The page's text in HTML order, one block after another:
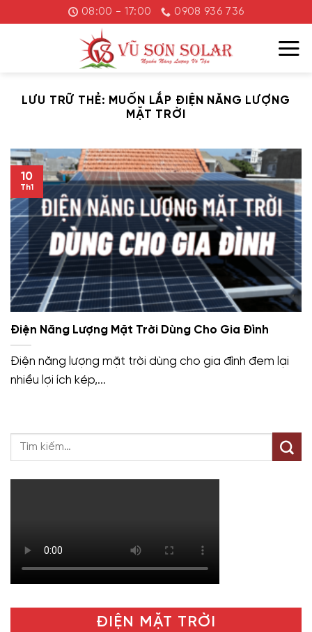
đến
08:00 - 17:00 0908 936 736
LƯU TRỮ THẺ: MUỐN LẮP ĐIỆN NĂNG LƯỢNG
MẶT TRỜI
Điện Năng Lượng Mặt Trời Dùng Cho Gia Đình
Điện năng lượng mặt trời dùng cho gia đình đem lại
nhiều lợi ích kép,...
10
Th1
ĐIỆN MẶT TRỜI